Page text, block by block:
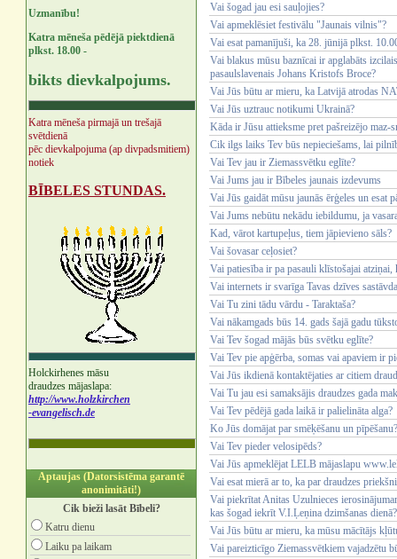
Uzmanību!
Katra mēneša pēdējā piektdienā
plkst. 18.00 -
bikts dievkalpojums.
Katra mēneša pirmajā un trešajā
svētdienā
pēc dievkalpojuma (ap divpadsmitiem)
notiek
BĪBELES STUNDAS.
Holckirhenes māsu
draudzes mājaslapa:
http://www.holzkirchen
-evangelisch.de
Aptaujas (Datorsistēma garantē
anonimitāti!)
Cik bieži lasāt Bībeli?
Katru dienu
Laiku pa laikam
Vai šogad jau esi sauļojies?
Vai apmeklēsiet festivālu "Jaunais vilnis"?
Vai esat pamanījuši, ka 28. jūnijā plkst.
Vai blakus mūsu baznīcai ir apglabāts
pasaulslavenais Johans Kristofs Broce?
Vai Jūs būtu ar mieru, ka Latvijā atrodas
Vai Jūs uztrauc notikumi Ukrainā?
Kāda ir Jūsu attieksme pret pašreizējo maz-
Cik ilgs laiks Tev būs nepieciešams, lai
Vai Tev jau ir Ziemassvētku eglīte?
Vai Jums jau ir Bībeles jaunais izdevums
Vai Jūs gaidāt mūsu jaunās ērģeles un esat
Vai Jums nebūtu nekādu iebildumu, ja
Kad, vārot kartupeļus, tiem jāpievieno sāls?
Vai šovasar ceļosiet?
Vai patiesība ir pa pasauli klīstošajai
Vai internets ir svarīga Tavas dzīves
Vai Tu zini tādu vārdu - Taraktaša?
Vai nākamgads būs 14. gads šajā gadu
Vai Tev šogad mājās būs svētku eglīte?
Vai Tev pie apģērba, somas vai apaviem ir
Vai Jūs ikdienā kontaktējaties ar citiem
Vai Tu jau esi samaksājis draudzes gada
Vai Tev pēdējā gada laikā ir palielināta alga?
Ko Jūs domājat par smēķēšanu un pīpēšanu?
Vai Tev pieder velosipēds?
Vai Jūs apmeklējat LELB mājaslapu
Vai esat mierā ar to, ka par draudzes
Vai piekrītat Anitas Uzulnieces
kas šogad iekrīt V.I.Ļeņina dzimšanas dienā?
Vai Jūs būtu ar mieru, ka mūsu mācītājs
Vai pareizticīgo Ziemassvētkiem vajadzētu